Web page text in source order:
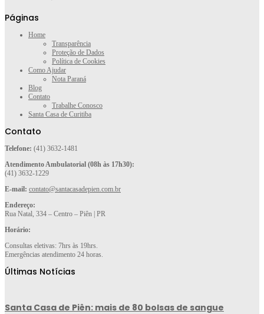
Páginas
Home
Transparência
Proteção de Dados
Política de Cookies
Como Ajudar
Nota Paraná
Blog
Contato
Trabalhe Conosco
Santa Casa de Curitiba
Contato
Telefone: (41) 3632-1481
Atendimento Ambulatorial (08h às 17h30):
(41) 3632-1229
E-mail: contato@santacasadepien.com.br
Endereço:
Rua Natal, 334 – Centro – Piên | PR
Horário:
Consultas eletivas: 7hrs às 19hrs.
Emergências atendimento 24 horas.
Últimas Notícias
Santa Casa de Piên: mais de 80 bolsas de sangue